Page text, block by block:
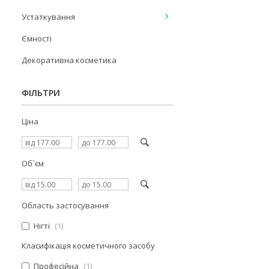
Устаткування
Ємності
Декоративна косметика
ФІЛЬТРИ
Ціна
Об`єм
Область застосування
Нігті
1
Класифікація косметичного засобу
Професійна
1